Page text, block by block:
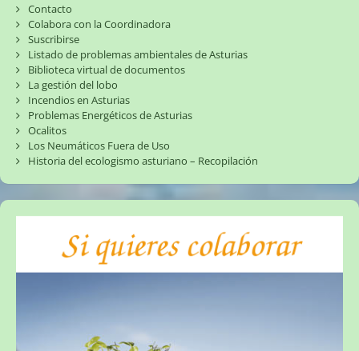
Contacto
Colabora con la Coordinadora
Suscribirse
Listado de problemas ambientales de Asturias
Biblioteca virtual de documentos
La gestión del lobo
Incendios en Asturias
Problemas Energéticos de Asturias
Ocalitos
Los Neumáticos Fuera de Uso
Historia del ecologismo asturiano – Recopilación